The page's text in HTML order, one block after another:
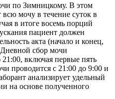
по Зимницкому. В этом
всю мочу в течение суток в
в итоге восемь порций
пациент должен
акта (начало и конец,
сбор мочи
21:00, включая первые пять
проводится с 21:00 до 9:00 и
анализирует удельный
на основе полученного